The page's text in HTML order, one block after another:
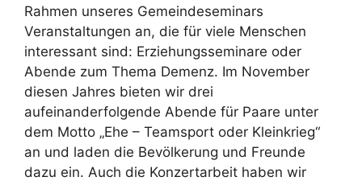
Rahmen unseres Gemeindeseminars
Veranstaltungen an, die für viele Menschen
interessant sind: Erziehungsseminare oder
Abende zum Thema Demenz. Im November
diesen Jahres bieten wir drei
aufeinanderfolgende Abende für Paare unter
dem Motto „Ehe – Teamsport oder Kleinkrieg“
an und laden die Bevölkerung und Freunde
dazu ein. Auch die Konzertarbeit haben wir